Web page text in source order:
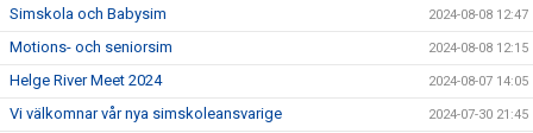
Simskola och Babysim 2024-08-08 12:47
Motions- och seniorsim 2024-08-08 12:15
Helge River Meet 2024 2024-08-07 14:05
Vi välkomnar vår nya simskoleansvarige 2024-07-30 21:45